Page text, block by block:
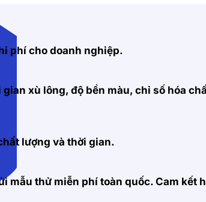
phí cho doanh nghiệp.
xù lông, độ bền màu, chỉ số hóa
lượng và thời gian.
mẫu thử miễn phí toàn quốc. Cam kết